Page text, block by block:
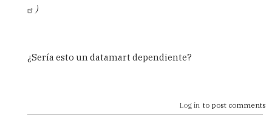
)
¿Sería esto un datamart dependiente?
Log in to post comments